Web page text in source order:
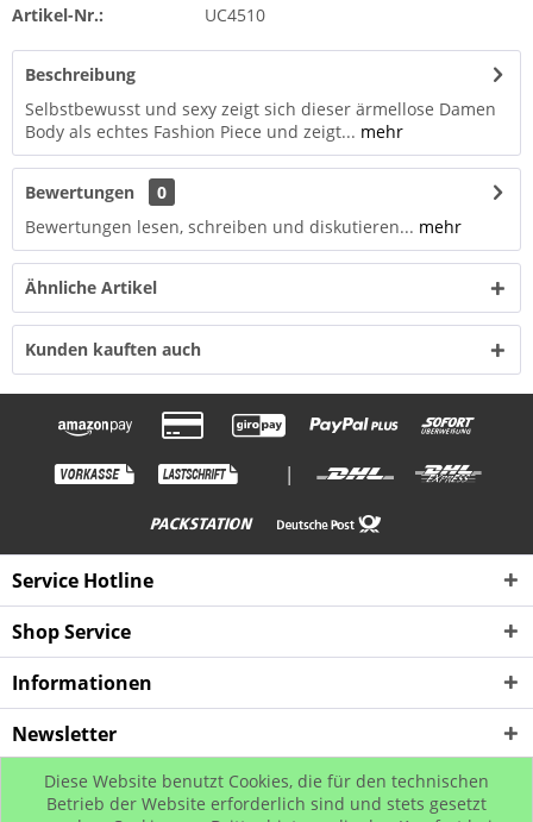
Artikel-Nr.: UC4510
Beschreibung
Selbstbewusst und sexy zeigt sich dieser ärmellose Damen
Body als echtes Fashion Piece und zeigt... mehr
Bewertungen
0
Bewertungen lesen, schreiben und diskutieren... mehr
Ähnliche Artikel
Kunden kauften auch
|
Service Hotline
Shop Service
Informationen
Newsletter
* Alle Preise inkl. gesetzl. Mehrwertsteuer zzgl. Versandkosten, wenn nicht
Diese Website benutzt Cookies, die für den technischen
Betrieb der Website erforderlich sind und stets gesetzt